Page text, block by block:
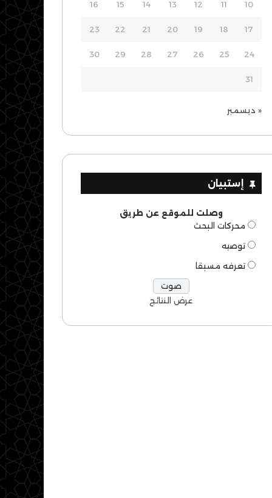
10
11
12
13
14
15
16
17
18
19
20
21
22
23
24
25
26
27
28
29
30
31
« ديسمبر
إستبيان
وصلت للموقع عن طريق
محركات البحث
توصيه
تعرفه مسبقا
عرض النتائج